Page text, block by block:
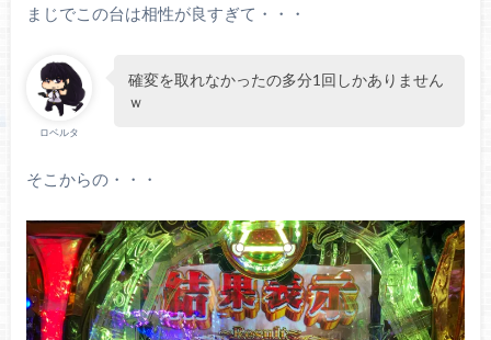
まじでこの台は相性が良すぎて・・・
ロベルタ
確変を取れなかったの多分1回しかありません
ｗ
そこからの・・・